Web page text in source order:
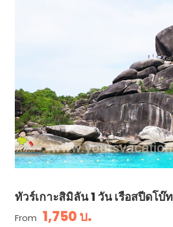
ทัวร์เกาะสิมิลัน 1 วัน เรือสปีดโบ๊ท
From 1,750 บ.